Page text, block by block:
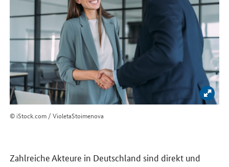
Bild
© iStock.com / VioletaStoimenova
Zahlreiche Akteure in Deutschland sind direkt und